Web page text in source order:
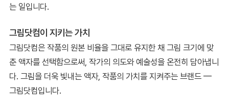
는 일입니다.
그림닷컴이 지키는 가치
그림닷컴은 작품의 원본 비율을 그대로 유지한 채 그림 크기에 맞
춘 액자를 선택함으로써, 작가의 의도와 예술성을 온전히 담아냅니
다. 그림을 더욱 빛내는 액자, 작품의 가치를 지켜주는 브랜드 —
그림닷컴입니다.